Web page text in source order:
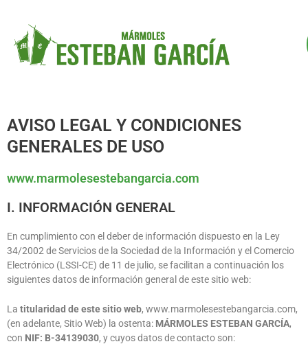
AVISO LEGAL Y CONDICIONES
GENERALES DE USO
www.marmolesestebangarcia.com
I. INFORMACIÓN GENERAL
En cumplimiento con el deber de información dispuesto en la Ley
34/2002 de Servicios de la Sociedad de la Información y el Comercio
Electrónico (LSSI-CE) de 11 de julio, se facilitan a continuación los
siguientes datos de información general de este sitio web:
La titularidad de este sitio web, www.marmolesestebangarcia.com,
(en adelante, Sitio Web) la ostenta: MÁRMOLES ESTEBAN GARCÍA,
con NIF: B-34139030, y cuyos datos de contacto son: